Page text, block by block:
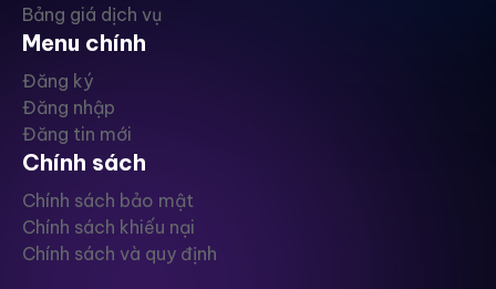
Bảng giá dịch vụ
Menu chính
Đăng ký
Đăng nhập
Đăng tin mới
Chính sách
Chính sách bảo mật
Chính sách khiếu nại
Chính sách và quy định